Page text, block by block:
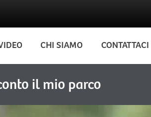
CHI SIAMO CONTATTACI
il mio parco